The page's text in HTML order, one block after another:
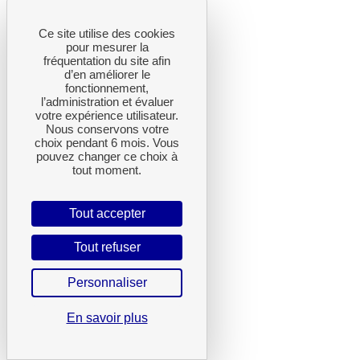
Ce site utilise des cookies
pour mesurer la
fréquentation du site afin
d’en améliorer le
fonctionnement,
l’administration et évaluer
votre expérience utilisateur.
Nous conservons votre
choix pendant 6 mois. Vous
pouvez changer ce choix à
tout moment.
Tout accepter
Tout refuser
Personnaliser
En savoir plus